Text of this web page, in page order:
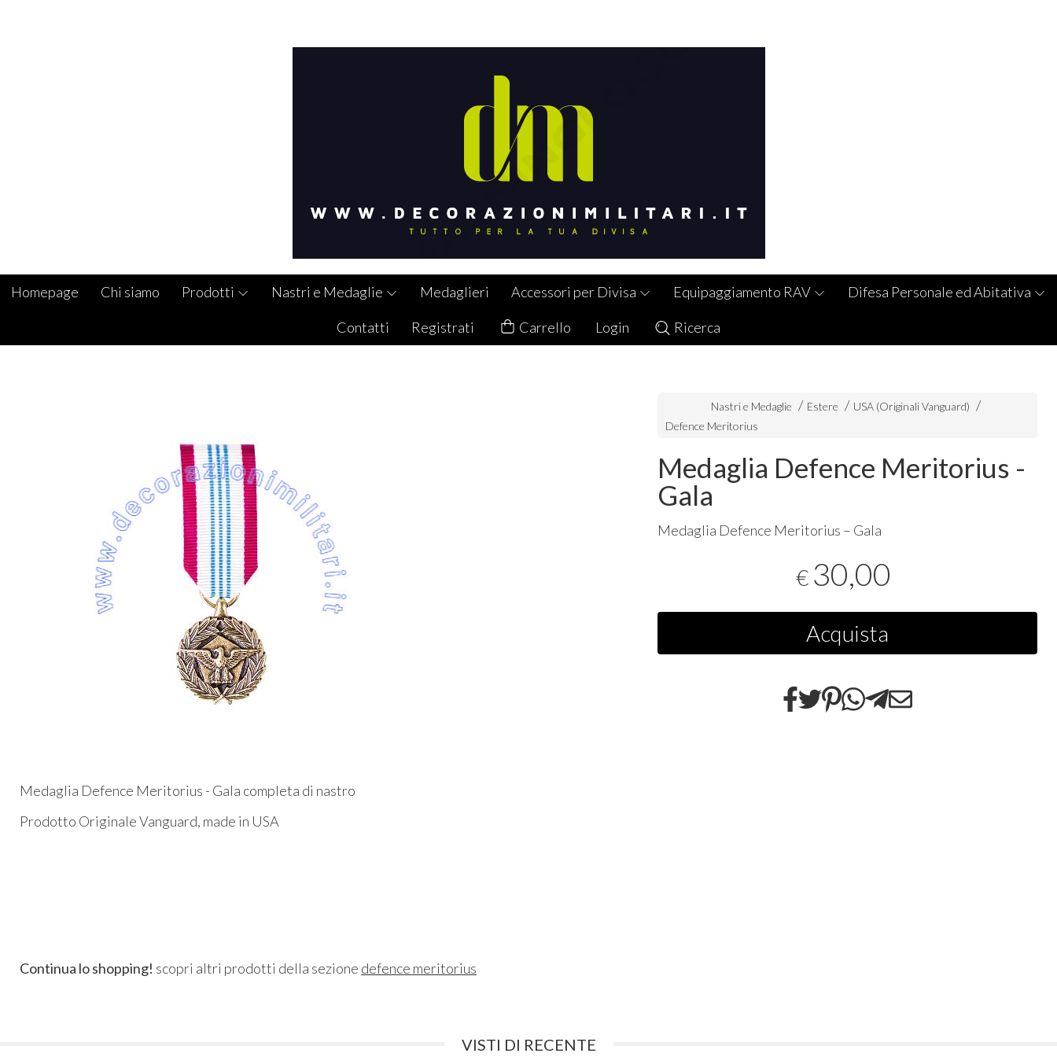
Homepage Chi siamo Prodotti Nastri e Medaglie Medaglieri Accessori per Divisa Equipaggiamento RAV Difesa Personale ed Abitativa
Contatti Registrati Carrello Login Ricerca
Medaglia Defence Meritorius - Gala completa di nastro
Prodotto Originale Vanguard, made in USA
Nastri e Medaglie Estere
USA (Originali Vanguard)
Defence Meritorius
Medaglia Defence Meritorius -
Gala
Medaglia Defence Meritorius – Gala
€ 30,00
Acquista
Continua lo shopping! scopri altri prodotti della sezione defence meritorius
VISTI DI RECENTE